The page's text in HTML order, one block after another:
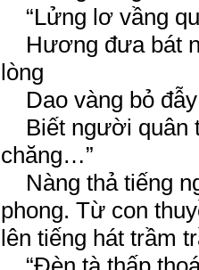
“Lửng lơ vầng
Hương đưa bát
lòng
Dao vàng bỏ
Biết người quân
chăng…”
Nàng thả tiếng
phong. Từ con
lên tiếng hát trầm